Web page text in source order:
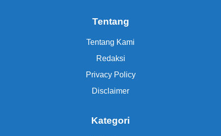
Tentang
Tentang Kami
Redaksi
Privacy Policy
Disclaimer
Kategori